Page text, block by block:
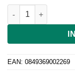
Blendtec
EAN: 0849369002269